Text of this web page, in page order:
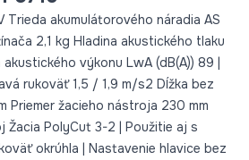
Trieda akumulátorového náradia AS
2,1 kg Hladina akustického tlaku
akustického výkonu LwA (dB(A)) 89 |
rukoväť 1,5 / 1,9 m/s2 Dĺžka bez
Priemer žacieho nástroja 230 mm
Žacia PolyCut 3-2 | Použitie aj s
okrúhla | Nastavenie hlavice bez